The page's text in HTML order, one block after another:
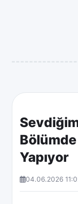
Yapıyor
04.06.2026